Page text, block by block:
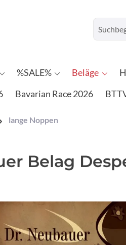
%SALE% Beläge
Bavarian Race 2026
lange Noppen
Belag